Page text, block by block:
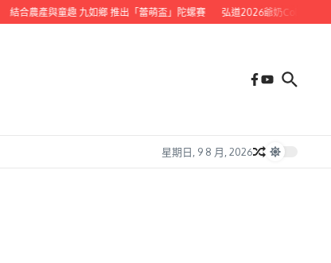
結合農產與童趣 九如鄉 推出「蕾萌盃」陀螺賽 弘道2026爺奶Color Walk健
星期日, 9 8 月, 2026